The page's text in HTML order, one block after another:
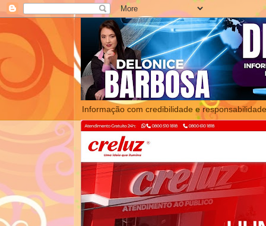
Informação com credibilidade e